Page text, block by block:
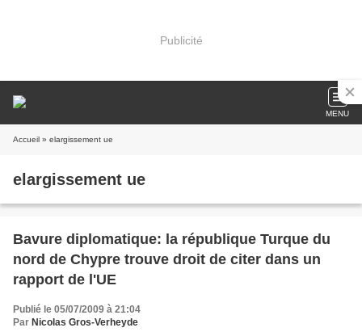
Publicité
MENU
Accueil » elargissement ue
elargissement ue
Bavure diplomatique: la république Turque du
nord de Chypre trouve droit de citer dans un
rapport de l'UE
Publié le 05/07/2009 à 21:04
Par Nicolas Gros-Verheyde